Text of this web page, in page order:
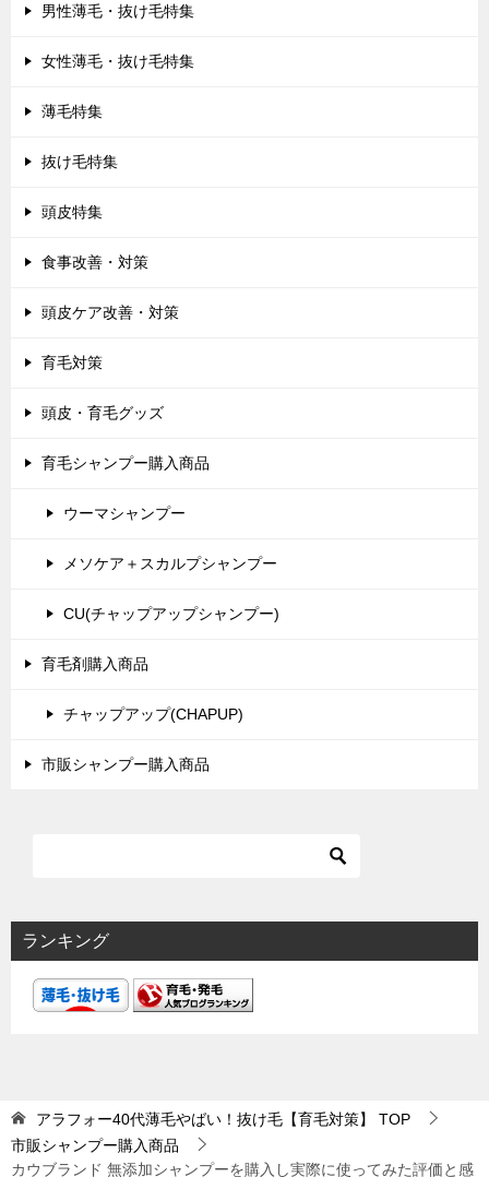
男性薄毛・抜け毛特集
女性薄毛・抜け毛特集
薄毛特集
抜け毛特集
頭皮特集
食事改善・対策
頭皮ケア改善・対策
育毛対策
頭皮・育毛グッズ
育毛シャンプー購入商品
ウーマシャンプー
メソケア＋スカルプシャンプー
CU(チャップアップシャンプー)
育毛剤購入商品
チャップアップ(CHAPUP)
市販シャンプー購入商品
ランキング
アラフォー40代薄毛やばい！抜け毛【育毛対策】
TOP
市販シャンプー購入商品
カウブランド 無添加シャンプーを購入し実際に使ってみた評価と感